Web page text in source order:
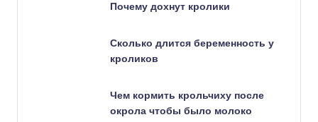
Почему дохнут кролики
Сколько длится беременность у
кроликов
Чем кормить крольчиху после
окрола чтобы было молоко